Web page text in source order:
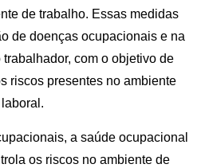
de trabalho. Essas medidas
de doenças ocupacionais e na
com o objetivo de
riscos presentes no ambiente
laboral.
a saúde ocupacional
os riscos no ambiente de